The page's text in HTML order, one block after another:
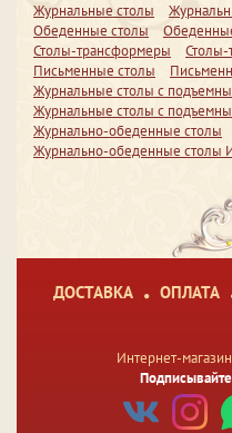
Журнальные столы
Обеденные столы
Столы-трансформеры
Письменные столы
Журнальные столы с
Журнальные столы с
Журнально-обеденные столы
Журнально-обеденные столы
ДОСТАВКА ОПЛАТА
Интернет-